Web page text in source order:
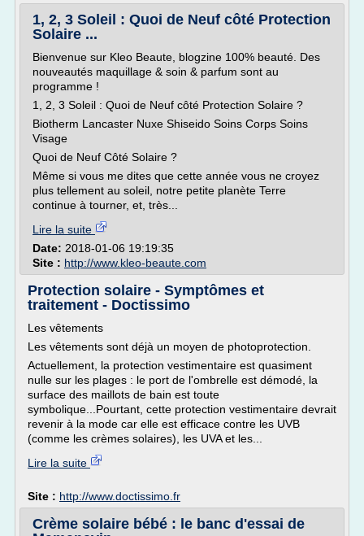
1, 2, 3 Soleil : Quoi de Neuf côté Protection
Solaire ...
Bienvenue sur Kleo Beaute, blogzine 100% beauté. Des
nouveautés maquillage & soin & parfum sont au
programme !
1, 2, 3 Soleil : Quoi de Neuf côté Protection Solaire ?
Biotherm Lancaster Nuxe Shiseido Soins Corps Soins
Visage
Quoi de Neuf Côté Solaire ?
Même si vous me dites que cette année vous ne croyez
plus tellement au soleil, notre petite planète Terre
continue à tourner, et, très...
Lire la suite
Date: 2018-01-06 19:19:35
Site : http://www.kleo-beaute.com
Protection solaire - Symptômes et
traitement - Doctissimo
Les vêtements
Les vêtements sont déjà un moyen de photoprotection.
Actuellement, la protection vestimentaire est quasiment
nulle sur les plages : le port de l'ombrelle est démodé, la
surface des maillots de bain est toute
symbolique...Pourtant, cette protection vestimentaire devrait
revenir à la mode car elle est efficace contre les UVB
(comme les crèmes solaires), les UVA et les...
Lire la suite
Site : http://www.doctissimo.fr
Crème solaire bébé : le banc d'essai de